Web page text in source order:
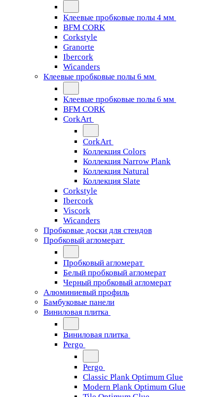
Клеевые пробковые полы 4 мм
BFM CORK
Corkstyle
Granorte
Ibercork
Wicanders
Клеевые пробковые полы 6 мм
Клеевые пробковые полы 6 мм
BFM CORK
CorkArt
CorkArt
Коллекция Colors
Коллекция Narrow Plank
Коллекция Natural
Коллекция Slate
Corkstyle
Ibercork
Viscork
Wicanders
Пробковые доски для стендов
Пробковый агломерат
Пробковый агломерат
Белый пробковый агломерат
Черный пробковый агломерат
Алюминиевый профиль
Бамбуковые панели
Виниловая плитка
Виниловая плитка
Pergo
Pergo
Classic Plank Optimum Glue
Modern Plank Optimum Glue